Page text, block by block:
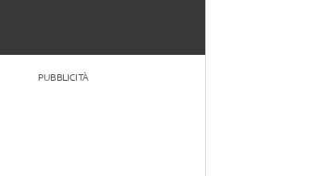
PUBBLICITÀ